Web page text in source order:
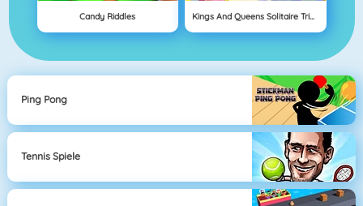
Candy Riddles Kings And Queens Solitaire Tripeaks
Ping Pong
Tennis Spiele